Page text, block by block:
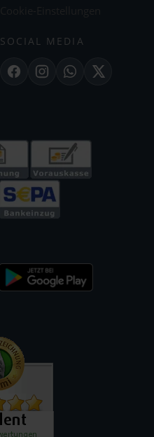
SOCIAL MEDIA
FacebookInstagramWhatsApp
X